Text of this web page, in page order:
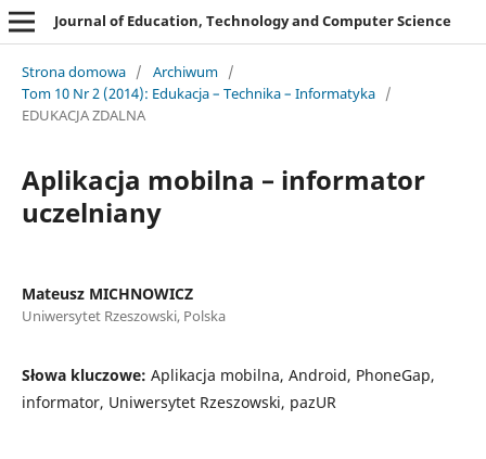
Journal of Education, Technology and Computer Science
Strona domowa / Archiwum /
Tom 10 Nr 2 (2014): Edukacja – Technika – Informatyka /
EDUKACJA ZDALNA
Aplikacja mobilna – informator
uczelniany
Mateusz MICHNOWICZ
Uniwersytet Rzeszowski, Polska
Słowa kluczowe: Aplikacja mobilna, Android, PhoneGap,
informator, Uniwersytet Rzeszowski, pazUR